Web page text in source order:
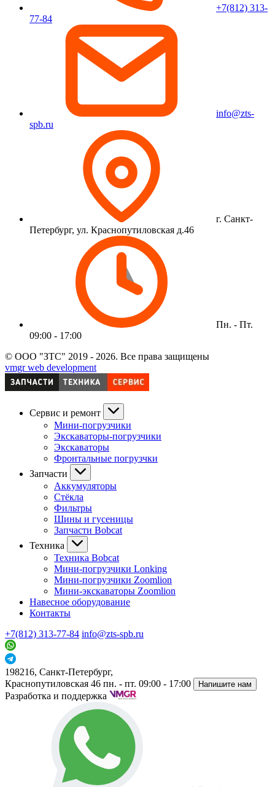
+7(812) 313-
77-84
info@zts-
spb.ru
г. Санкт-
Петербург, ул. Краснопутиловская д.46
Пн. - Пт.
09:00 - 17:00
© ООО "ЗТС" 2019 - 2026. Все права защищены
vmgr web development
Сервис и ремонт
Мини-погрузчики
Экскаваторы-погрузчики
Экскаваторы
Фронтальные погрузчки
Запчасти
Аккумуляторы
Стёкла
Фильтры
Шины и гусеницы
Запчасти Bobcat
Техника
Техника Bobcat
Мини-погрузчики Lonking
Мини-погрузчики Zoomlion
Мини-экскаваторы Zoomlion
Навесное оборудование
Контакты
+7(812) 313-77-84 info@zts-spb.ru
198216, Санкт-Петербург,
Краснопутиловская 46 пн. - пт. 09:00 - 17:00 Напишите нам
Разработка и поддержка